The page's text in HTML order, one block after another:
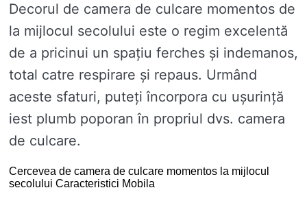
Decorul de camera de culcare momentos de
la mijlocul secolului este o regim excelentă
de a pricinui un spațiu ferches și indemanos,
total catre respirare și repaus. Urmând
aceste sfaturi, puteți încorpora cu ușurință
iest plumb poporan în propriul dvs. camera
de culcare.
Cercevea de camera de culcare momentos la mijlocul
secolului Caracteristici Mobila